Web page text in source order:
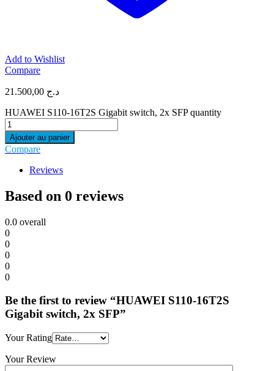
Add to Wishlist
Compare
د.ج
HUAWEI S110-16T2S Gigabit switch, 2x SFP quantity
Ajouter au panier
Compare
Reviews
Based on 0 reviews
0.0 overall
0
0
0
0
0
Be the first to review “HUAWEI S110-16T2S
Gigabit switch, 2x SFP”
Your Rating
Your Review